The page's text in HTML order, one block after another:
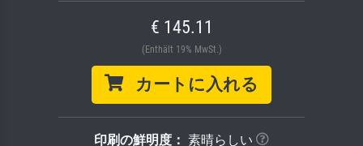
€ 145.11
(Enthält 19% MwSt.)
カートに入れる
印刷の鮮明度： 素晴らしい